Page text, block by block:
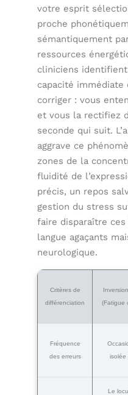
votre esprit
proche
sémantiquement
ressources
cliniciens
capacité immédiate
corriger : vous
et vous la rectifiez
seconde qui suit.
aggrave ce
zones de la
fluidité de
précis, un repos
gestion du stress
faire disparaître
langue agaçants
neurologique.
Critères de
différenciation
(Fatigue
Fréquence
des erreurs
isolée
Le